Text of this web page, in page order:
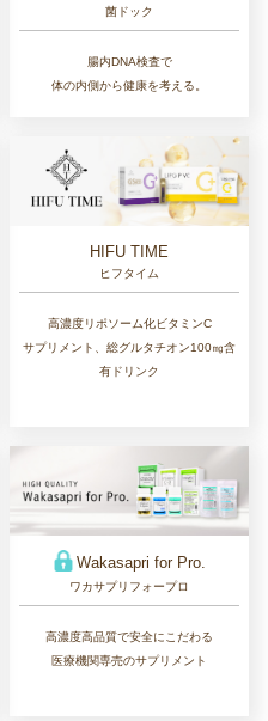
菌ドック
腸内DNA検査で
体の内側から健康を考える。
HIFU TIME
ヒフタイム
高濃度リポソーム化ビタミンC
サプリメント、総グルタチオン100㎎含
有ドリンク
Wakasapri for Pro.
ワカサプリフォープロ
高濃度高品質で安全にこだわる
医療機関専売のサプリメント